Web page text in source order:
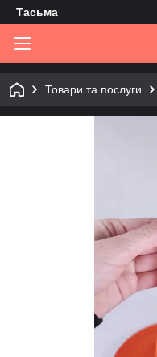
Tасьма
Товари та послуги